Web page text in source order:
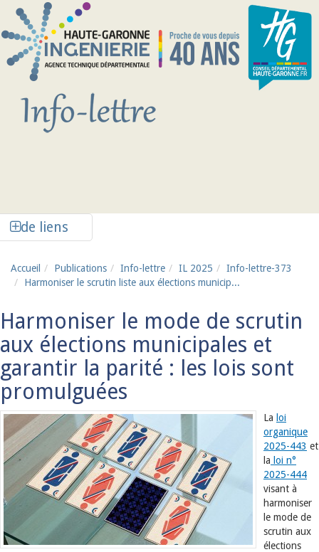
Aller au contenu principal
de liens
Accueil Publications Info-lettre IL 2025
Info-lettre-373
Harmoniser le scrutin liste aux élections municip...
Harmoniser le mode de scrutin
aux élections municipales et
garantir la parité : les lois sont
promulguées
La loi
organique
2025-443 et
la loi n°
2025-444
visant à
harmoniser
le mode de
scrutin aux
élections